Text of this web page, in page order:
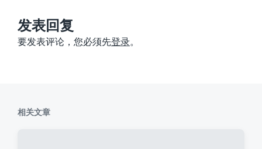
：
发表回复
要发表评论，您必须先登录。
相关文章